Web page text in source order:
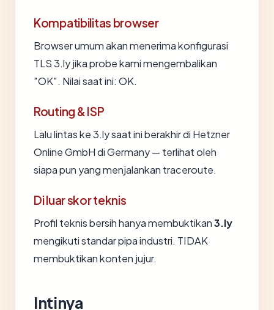
Kompatibilitas browser
Browser umum akan menerima konfigurasi
TLS 3.ly jika probe kami mengembalikan
"OK". Nilai saat ini: OK.
Routing & ISP
Lalu lintas ke 3.ly saat ini berakhir di Hetzner
Online GmbH di Germany — terlihat oleh
siapa pun yang menjalankan traceroute.
Di luar skor teknis
Profil teknis bersih hanya membuktikan3.ly
mengikuti standar pipa industri. TIDAK
membuktikan konten jujur.
Intinya